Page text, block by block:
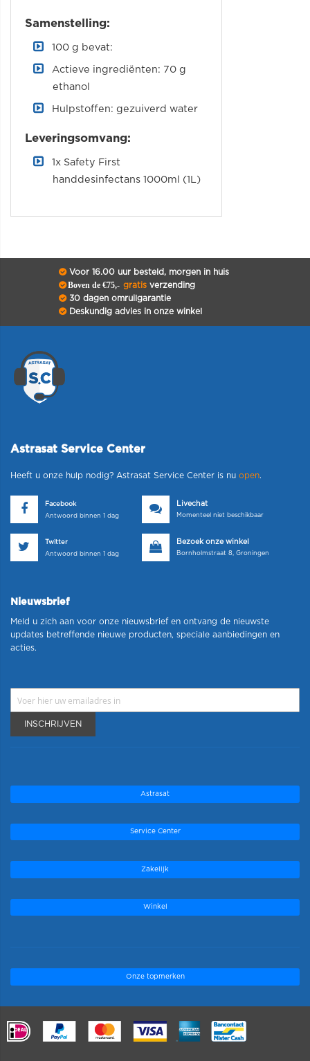
Samenstelling:
100 g bevat:
Actieve ingrediënten: 70 g
ethanol
Hulpstoffen: gezuiverd water
Leveringsomvang:
1x Safety First
handdesinfectans 1000ml (1L)
Voor 16.00 uur besteld, morgen in huis
Boven de €75,- gratisverzending
30 dagen omruilgarantie
Deskundig advies in onze winkel
Astrasat Service Center
Heeft u onze hulp nodig? Astrasat Service Center is nu open.
Facebook
Antwoord binnen 1 dag
Livechat
Momenteel niet beschikbaar
Twitter
Antwoord binnen 1 dag
Bezoek onze winkel
Bornholmstraat 8, Groningen
Nieuwsbrief
Meld u zich aan voor onze nieuwsbrief en ontvang de nieuwste
updates betreffende nieuwe producten, speciale aanbiedingen en
acties.
INSCHRIJVEN
Astrasat
Service Center
Zakelijk
Winkel
Onze topmerken
.